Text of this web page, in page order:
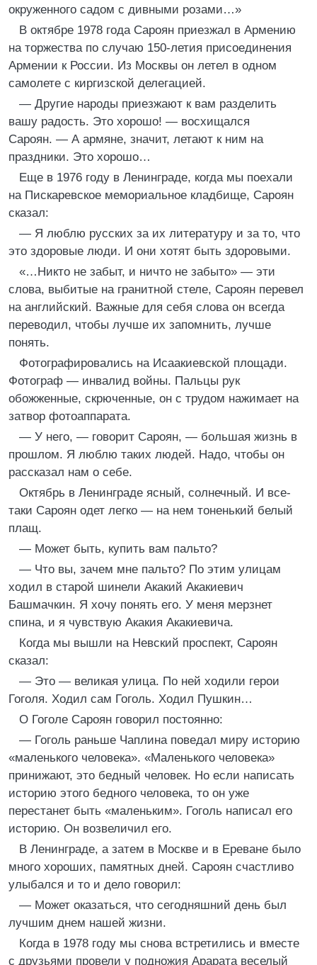
окруженного садом с дивными розами…»
В октябре 1978 года Сароян приезжал в Армению
на торжества по случаю 150-летия присоединения
Армении к России. Из Москвы он летел в одном
самолете с киргизской делегацией.
— Другие народы приезжают к вам разделить
вашу радость. Это хорошо! — восхищался
Сароян. — А армяне, значит, летают к ним на
праздники. Это хорошо…
Еще в 1976 году в Ленинграде, когда мы поехали
на Пискаревское мемориальное кладбище, Сароян
сказал:
— Я люблю русских за их литературу и за то, что
это здоровые люди. И они хотят быть здоровыми.
«…Никто не забыт, и ничто не забыто» — эти
слова, выбитые на гранитной стеле, Сароян перевел
на английский. Важные для себя слова он всегда
переводил, чтобы лучше их запомнить, лучше
понять.
Фотографировались на Исаакиевской площади.
Фотограф — инвалид войны. Пальцы рук
обожженные, скрюченные, он с трудом нажимает на
затвор фотоаппарата.
— У него, — говорит Сароян, — большая жизнь в
прошлом. Я люблю таких людей. Надо, чтобы он
рассказал нам о себе.
Октябрь в Ленинграде ясный, солнечный. И все-
таки Сароян одет легко — на нем тоненький белый
плащ.
— Может быть, купить вам пальто?
— Что вы, зачем мне пальто? По этим улицам
ходил в старой шинели Акакий Акакиевич
Башмачкин. Я хочу понять его. У меня мерзнет
спина, и я чувствую Акакия Акакиевича.
Когда мы вышли на Невский проспект, Сароян
сказал:
— Это — великая улица. По ней ходили герои
Гоголя. Ходил сам Гоголь. Ходил Пушкин…
О Гоголе Сароян говорил постоянно:
— Гоголь раньше Чаплина поведал миру историю
«маленького человека». «Маленького человека»
принижают, это бедный человек. Но если написать
историю этого бедного человека, то он уже
перестанет быть «маленьким». Гоголь написал его
историю. Он возвеличил его.
В Ленинграде, а затем в Москве и в Ереване было
много хороших, памятных дней. Сароян счастливо
улыбался и то и дело говорил:
— Может оказаться, что сегодняшний день был
лучшим днем нашей жизни.
Когда в 1978 году мы снова встретились и вместе
с друзьями провели у подножия Арарата веселый